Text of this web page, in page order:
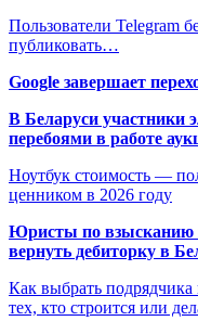
Пользователи Telegram
публиковать…
Google завершает
В Беларуси участники
перебоями в работе
Ноутбук стоимость —
ценником в 2026 году
Юристы по взысканию
вернуть дебиторку в
Как выбрать
тех, кто строится или